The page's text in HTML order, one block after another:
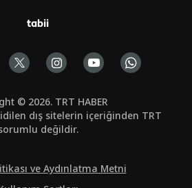
tabii
© 2026. TRT HABER
dış sitelerin içeriğinden TRT
değildir.
ve Aydınlatma Metni